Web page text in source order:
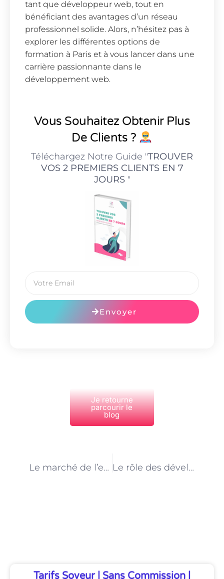
tant que développeur web, tout en
bénéficiant des avantages d’un réseau
professionnel solide. Alors, n’hésitez pas à
explorer les différentes options de
formation à Paris et à vous lancer dans une
carrière passionnante dans le
développement web.
Vous Souhaitez Obtenir Plus
De Clients ?
Téléchargez Notre Guide "TROUVER
VOS 2 PREMIERS CLIENTS EN 7
JOURS"
Envoyer
Je retourne
parcourir le
blog
Le marché de l’emploi pour les développeurs web à Paris : tendances et perspectives Le rôle des développeurs web dans la transformation numérique des entreprises parisiennes »
Tarifs Soveur | Sans Commission |